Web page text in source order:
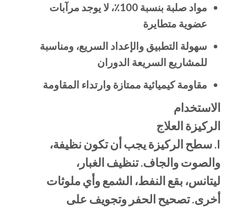
مواد صلبة بنسبة 100٪، لا يوجد مرآبات
عضوية متطايرة
سهولة التطبيق والإعداد السريع، ومناسبة
للمشاريع السريعة الدوران
مقاومة كيميائية ممتازة وارتداء المقاومة
الاستخدام
الركيزة العلاج
I. سطح الركيزة يجب أن تكون نظيفة،
والصوت والجاف. تنظيف الغبار،
ليتانس، بقع النفط، الشمع وأي ملوثات
أخرى. تصحيح الحفر وتجويف على